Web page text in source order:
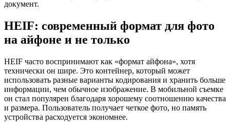
документ.
HEIF: современный формат для фото
на айфоне и не только
HEIF часто воспринимают как «формат айфона», хотя
технически он шире. Это контейнер, который может
использовать разные варианты кодирования и хранить больше
информации, чем обычное изображение. В мобильной съемке
он стал популярен благодаря хорошему соотношению качества
и размера. Пользователь получает четкое фото, но память
устройства расходуется экономнее.